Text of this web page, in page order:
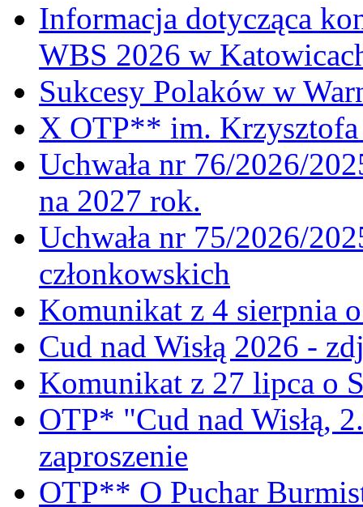
Informacja dotycząca
WBS 2026 w
Sukcesy Polaków w
X OTP** im. Krzysztofa
Uchwała nr 76/2026/
na 2027 rok.
Uchwała nr 75/2026/
członkowskich
Komunikat z 4 sierpnia
Cud nad Wisłą 2026 -
Komunikat z 27 lipca o
OTP* "Cud nad Wisłą,
zaproszenie
OTP** O Puchar